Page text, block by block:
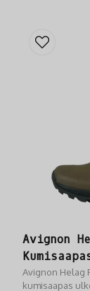
Avignon
Avignon Helag
kumisaapas